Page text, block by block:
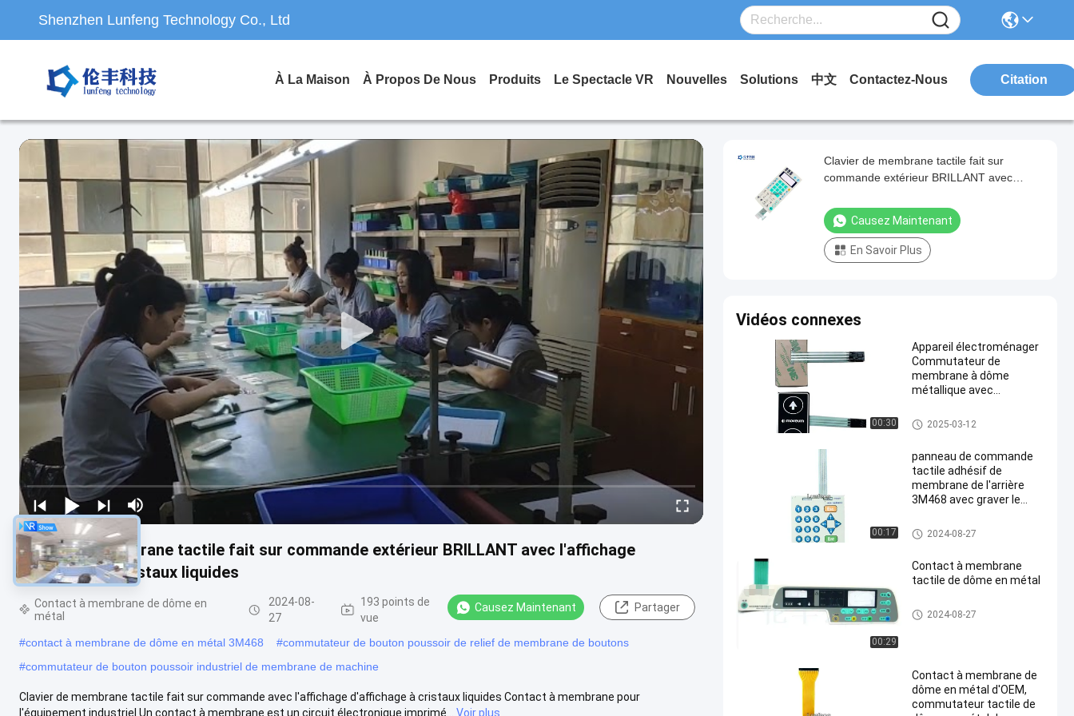
Shenzhen Lunfeng Technology Co., Ltd
À La Maison À Propos De Nous Produits Le Spectacle VR Nouvelles Solutions 中文 Contactez-Nous Citation
Clavier de membrane tactile fait sur commande extérieur BRILLANT avec l'affichage
d'affichage à cristaux liquides
Contact à membrane de dôme en
métal
2024-08-
27
193 points de
vue
Causez Maintenant Partager
#contact à membrane de dôme en métal 3M468 #commutateur de bouton poussoir de relief de membrane de boutons
#commutateur de bouton poussoir industriel de membrane de machine
Clavier de membrane tactile fait sur commande avec l'affichage d'affichage à cristaux liquides Contact à membrane pour
l'équipement industriel Un contact à membrane est un circuit électronique imprimé...
Voir plus
Clavier de membrane tactile fait sur
commande extérieur BRILLANT avec
Causez Maintenant
En Savoir Plus
Vidéos connexes
00:30
Appareil électroménager
Commutateur de
membrane à dôme
métallique avec
personnalisée et plage de
température de -20°C à
Contact à membrane de dôme
en métal
2025-03-12
00:17
panneau de commande
tactile adhésif de
membrane de l'arrière
3M468 avec graver le
Contact à membrane de dôme
en métal
2024-08-27
00:29
Contact à membrane
tactile de dôme en métal
Contact à membrane de dôme
en métal
2024-08-27
Contact à membrane de
dôme en métal d'OEM,
commutateur tactile de